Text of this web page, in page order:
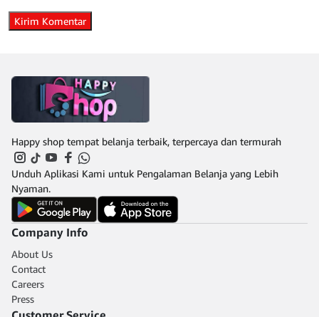
Happy shop tempat belanja terbaik, terpercaya dan termurah
Unduh Aplikasi Kami untuk Pengalaman Belanja yang Lebih
Nyaman.
Company Info
About Us
Contact
Careers
Press